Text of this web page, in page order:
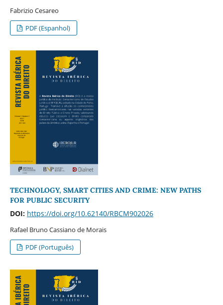
Fabrizio Cesareo
PDF (Espanhol)
TECHNOLOGY, SMART CITIES AND CRIME: NEW PATHS
FOR PUBLIC SECURITY
DOI: https://doi.org/10.62140/RBCM902026
Rafael Bruno Cassiano de Morais
PDF (Português)